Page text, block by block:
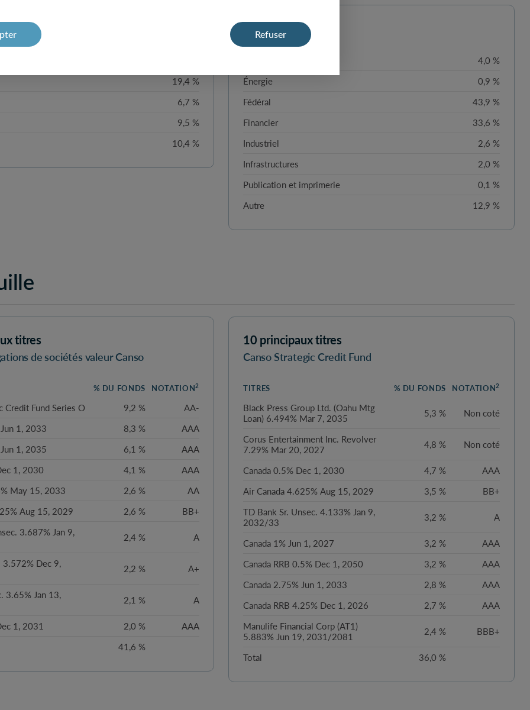
la qualité du crédit
19,4 %
6,7 %
9,5 %
10,4 %
Secteur
4,0 %
Énergie
0,9 %
Fédéral
43,9 %
Financier
33,6 %
Industriel
2,6 %
Infrastructures
2,0 %
Publication et imprimerie
0,1 %
Autre
12,9 %
titres
de sociétés valeur Canso
% DU FONDS NOTATION2
Credit Fund Series O 9,2 %
AA-
1, 2033
8,3 %
AAA
1, 2035
6,1 %
AAA
1, 2030
4,1 %
AAA
May 15, 2033
2,6 %
AA
Aug 15, 2029
2,6 %
BB+
3.687% Jan 9,
2,4 % A
3.572% Dec 9,
2,2 % A+
3.65% Jan 13,
2,1 % A
1, 2031 2,0 %
AAA
41,6 %
10 principaux titres
Canso Strategic Credit Fund
TITRES % DU FONDS NOTATION2
Black Press Group Ltd. (Oahu Mtg
Loan) 6.494% Mar 7, 2035
5,3 % Non coté
Corus Entertainment Inc. Revolver
7.29% Mar 20, 2027
4,8 % Non coté
Canada 0.5% Dec 1, 2030 4,7 %
AAA
Air Canada 4.625% Aug 15, 2029
3,5 %
BB+
TD Bank Sr. Unsec. 4.133% Jan 9,
2032/33
3,2 % A
Canada 1% Jun 1, 2027 3,2 %
AAA
Canada RRB 0.5% Dec 1, 2050
3,2 %
AAA
Canada 2.75% Jun 1, 2033
2,8 %
AAA
Canada RRB 4.25% Dec 1, 2026
2,7 %
AAA
Manulife Financial Corp (AT1)
5.883% Jun 19, 2031/2081
2,4 % BBB+
Total 36,0 %
Refuser